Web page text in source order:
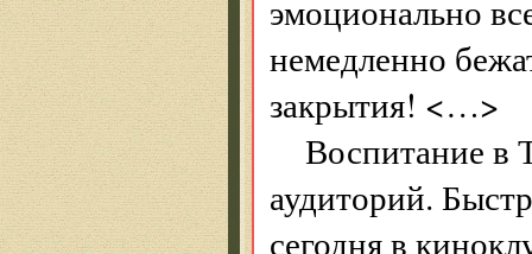
эмоционально
немедленно
закрытия! <…>
Воспитание в
аудиторий.
сегодня в